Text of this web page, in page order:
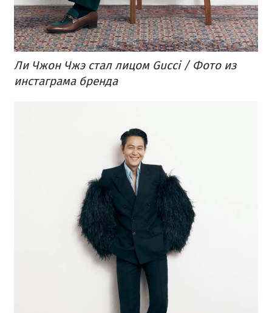
Ли Чжон Чжэ стал лицом Gucci / Фото из
инстаграма бренда